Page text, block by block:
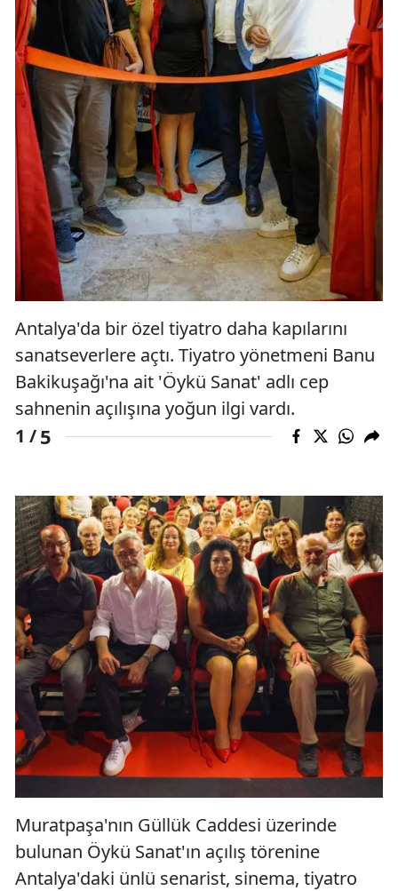
Antalya'da bir özel tiyatro daha kapılarını
sanatseverlere açtı. Tiyatro yönetmeni Banu
Bakikuşağı'na ait 'Öykü Sanat' adlı cep
sahnenin açılışına yoğun ilgi vardı.
1 /5
Muratpaşa'nın Güllük Caddesi üzerinde
bulunan Öykü Sanat'ın açılış törenine
Antalya'daki ünlü senarist, sinema, tiyatro